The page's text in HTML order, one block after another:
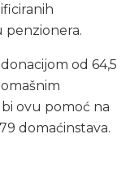
penzionera.
od 64,5
ovu pomoć na
domaćinstava.